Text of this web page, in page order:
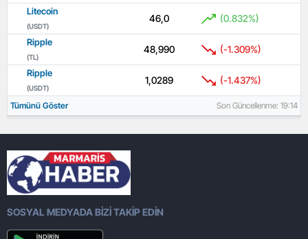
Litecoin
(USDT)
46,0 (0.832%)
Ripple
(TL)
48,990 (-1.309%)
Ripple
(USDT)
1,0289 (-1.437%)
Tümünü Göster Son Güncellenme: 19:14
SOSYAL MEDYADA BİZİ TAKİP EDİN